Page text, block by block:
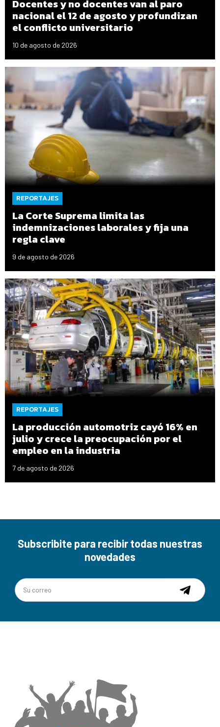
Docentes y no docentes van al paro
nacional el 12 de agosto y profundizan
el conflicto universitario
10 de agosto de 2026
REPORTAJES
La Corte Suprema limita las
indemnizaciones laborales y fija una
regla clave
9 de agosto de 2026
REPORTAJES
La producción automotriz cayó 16% en
julio y crece la preocupación por el
empleo en la industria
7 de agosto de 2026
Subscribite para recibir todas nuestras
novedades